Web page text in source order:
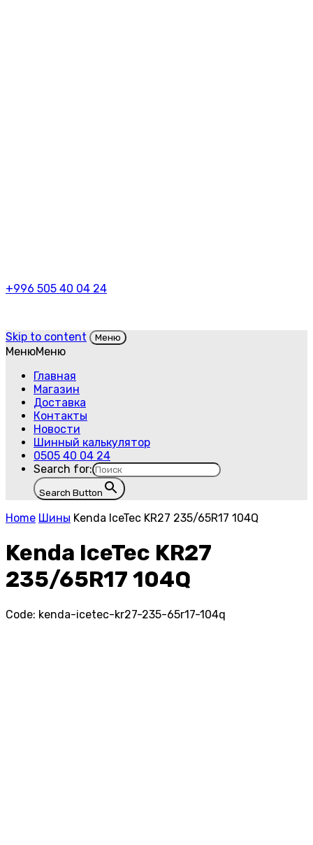
+996 505 40 04 24
Skip to content Меню
МенюМеню
Главная
Магазин
Доставка
Контакты
Новости
Шинный калькулятор
0505 40 04 24
Search for:
Search Button
Home Шины Kenda IceTec KR27 235/65R17 104Q
Kenda IceTec KR27
235/65R17 104Q
Code: kenda-icetec-kr27-235-65r17-104q